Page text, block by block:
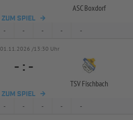
ASC Boxdorf
ZUM SPIEL
- - - - -
01.11.2026 /13:30 Uhr
- : -
TSV Fischbach
ZUM SPIEL
- - - - -